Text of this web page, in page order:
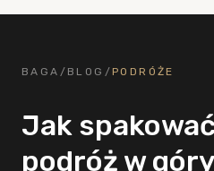
BAGA / BLOG /PODRÓŻE
Jak
podróż w